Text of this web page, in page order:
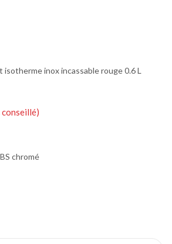
inox incassable rouge 0.6 L
chromé